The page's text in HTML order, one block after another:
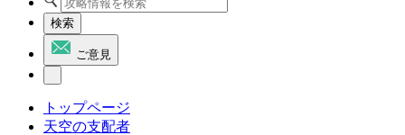
検索
ご意見
トップページ
天空の支配者